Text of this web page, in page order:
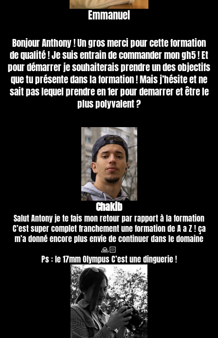
Emmanuel
Bonjour Anthony ! Un gros merci pour cette formation
de qualité ! Je suis entrain de commander mon gh5 ! Et
pour démarrer je souhaiterais prendre un des objectifs
que tu présente dans la formation ! Mais j’hésite et ne
sait pas lequel prendre en 1er pour demarrer et être le
plus polyvalent ?
Chakib
Salut Antony je te fais mon retour par rapport à la formation
C’est super complet franchement une formation de A a Z ! ça
m’a donné encore plus envie de continuer dans le domaine
🙏🏻
Ps : le 17mm Olympus C’est une dinguerie !